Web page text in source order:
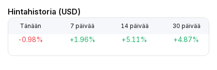
Hintahistoria (USD)
Tänään 7 päivää 14 päivää 30 päivää
-0.98% +1.96% +5.11% +4.87%